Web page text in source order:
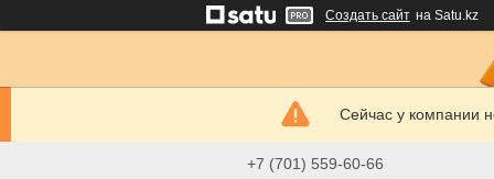
Создать сайт на Satu.kz
Сейчас у компании
+7 (701) 559-60-66